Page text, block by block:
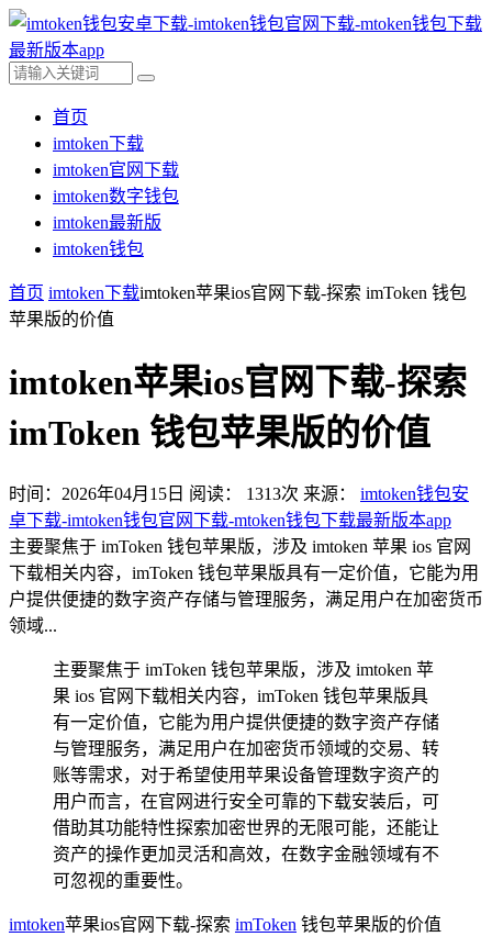
首页
imtoken下载
imtoken官网下载
imtoken数字钱包
imtoken最新版
imtoken钱包
首页 imtoken下载imtoken苹果ios官网下载-探索 imToken 钱包
苹果版的价值
imtoken苹果ios官网下载-探索
imToken 钱包苹果版的价值
时间：2026年04月15日 阅读： 1313次 来源： imtoken钱包安
卓下载-imtoken钱包官网下载-mtoken钱包下载最新版本app
主要聚焦于 imToken 钱包苹果版，涉及 imtoken 苹果 ios 官网
下载相关内容，imToken 钱包苹果版具有一定价值，它能为用
户提供便捷的数字资产存储与管理服务，满足用户在加密货币
领域...
主要聚焦于 imToken 钱包苹果版，涉及 imtoken 苹
果 ios 官网下载相关内容，imToken 钱包苹果版具
有一定价值，它能为用户提供便捷的数字资产存储
与管理服务，满足用户在加密货币领域的交易、转
账等需求，对于希望使用苹果设备管理数字资产的
用户而言，在官网进行安全可靠的下载安装后，可
借助其功能特性探索加密世界的无限可能，还能让
资产的操作更加灵活和高效，在数字金融领域有不
可忽视的重要性。
imtoken苹果ios官网下载-探索 imToken 钱包苹果版的价值